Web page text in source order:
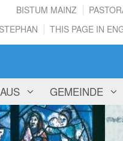
BISTUM MAINZ
THIS PAGE IN
GEMEINDE